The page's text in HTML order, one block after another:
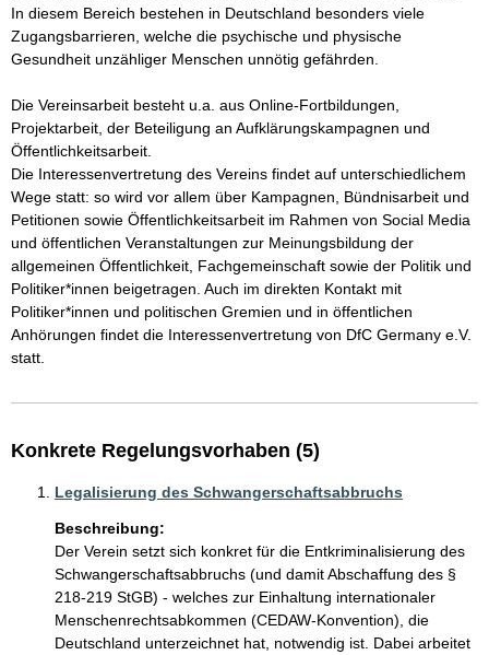
In diesem Bereich bestehen in Deutschland besonders viele
Zugangsbarrieren, welche die psychische und physische
Gesundheit unzähliger Menschen unnötig gefährden.
Die Vereinsarbeit besteht u.a. aus Online-Fortbildungen,
Projektarbeit, der Beteiligung an Aufklärungskampagnen und
Öffentlichkeitsarbeit.
Die Interessenvertretung des Vereins findet auf unterschiedlichem
Wege statt: so wird vor allem über Kampagnen, Bündnisarbeit und
Petitionen sowie Öffentlichkeitsarbeit im Rahmen von Social Media
und öffentlichen Veranstaltungen zur Meinungsbildung der
allgemeinen Öffentlichkeit, Fachgemeinschaft sowie der Politik und
Politiker*innen beigetragen. Auch im direkten Kontakt mit
Politiker*innen und politischen Gremien und in öffentlichen
Anhörungen findet die Interessenvertretung von DfC Germany e.V.
statt.
Konkrete Regelungsvorhaben (5)
Legalisierung des Schwangerschaftsabbruchs
Beschreibung:
Der Verein setzt sich konkret für die Entkriminalisierung des
Schwangerschaftsabbruchs (und damit Abschaffung des §
218-219 StGB) - welches zur Einhaltung internationaler
Menschenrechtsabkommen (CEDAW-Konvention), die
Deutschland unterzeichnet hat, notwendig ist. Dabei arbeitet